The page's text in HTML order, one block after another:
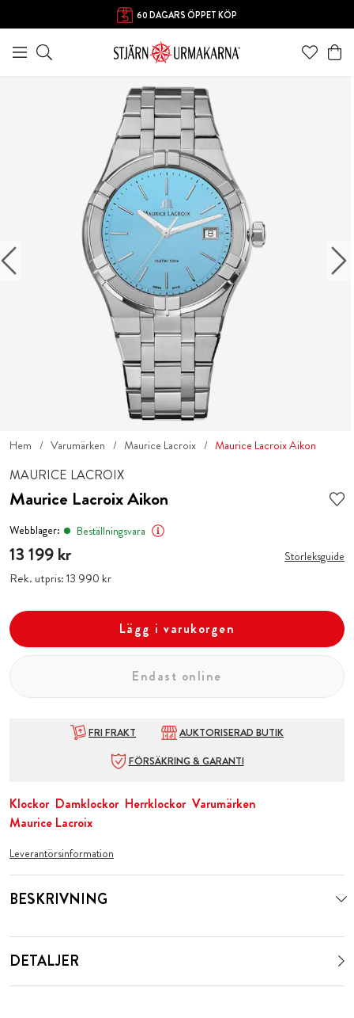
60 DAGARS ÖPPET KÖP
Hem Varumärken Maurice Lacroix Maurice Lacroix Aikon
MAURICE LACROIX
Maurice Lacroix Aikon
Webblager: Beställningsvara
Pris:13 199 kr
13 199 kr
Rek. utpris:Pris:13 990 kr
13 990 kr
Storleksguide
Lägg i varukorgen
Endast online
FRI FRAKT
AUKTORISERAD BUTIK
FÖRSÄKRING & GARANTI
Klockor Damklockor Herrklockor Varumärken
Maurice Lacroix
Leverantörsinformation
BESKRIVNING
DETALJER